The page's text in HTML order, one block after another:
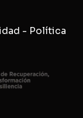
- Política